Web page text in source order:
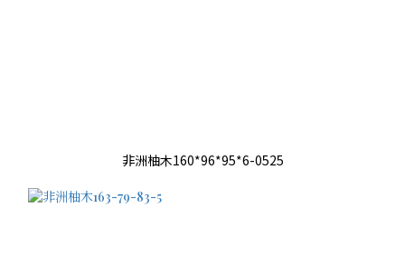
非洲柚木160*96*95*6-0525